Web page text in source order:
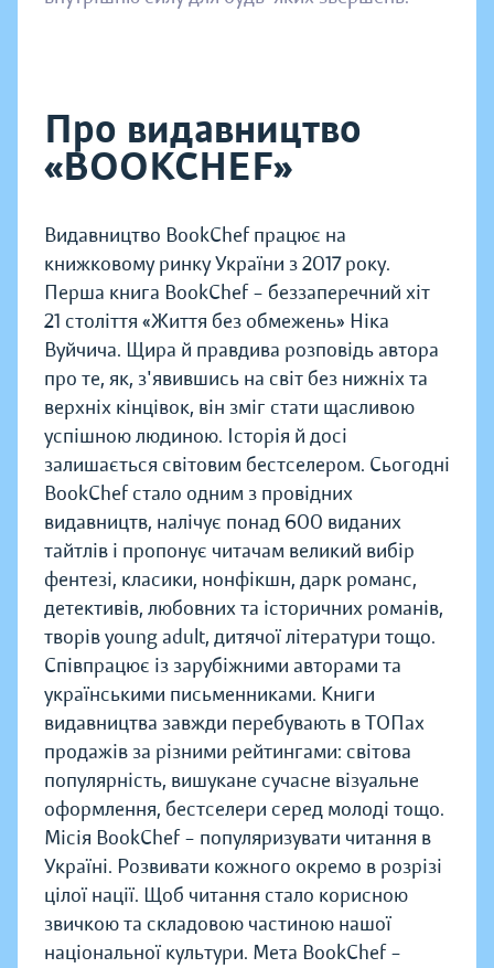
Про видавництво
«BOOKCHEF»
Видавництво BookChef працює на
книжковому ринку України з 2017 року.
Перша книга BookChef – беззаперечний хіт
21 століття «Життя без обмежень» Ніка
Вуйчича. Щира й правдива розповідь автора
про те, як, з'явившись на світ без нижніх та
верхніх кінцівок, він зміг стати щасливою
успішною людиною. Історія й досі
залишається світовим бестселером. Сьогодні
BookChef стало одним з провідних
видавництв, налічує понад 600 виданих
тайтлів і пропонує читачам великий вибір
фентезі, класики, нонфікшн, дарк романс,
детективів, любовних та історичних романів,
творів young adult, дитячої літератури тощо.
Співпрацює із зарубіжними авторами та
українськими письменниками. Книги
видавництва завжди перебувають в ТОПах
продажів за різними рейтингами: світова
популярність, вишукане сучасне візуальне
оформлення, бестселери серед молоді тощо.
Місія BookChef – популяризувати читання в
Україні. Розвивати кожного окремо в розрізі
цілої нації. Щоб читання стало корисною
звичкою та складовою частиною нашої
національної культури. Мета BookChef –